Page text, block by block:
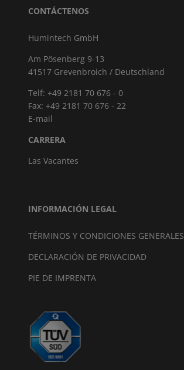
CONTÁCTENOS
Humintech GmbH
Am Pösenberg 9-13
41517 Grevenbroich / Deutschland
Telf: +49 2181 70 676 - 0
Fax: +49 2181 70 676 - 22
E-mail
CARRERA
Las Vacantes
INFORMACIÓN LEGAL
TÉRMINOS Y CONDICIONES GENERALES
DECLARACIÓN DE PRIVACIDAD
PIE DE IMPRENTA